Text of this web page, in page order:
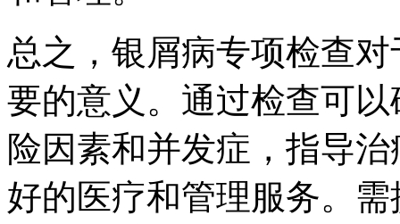
总之，银屑病专项检查
要的意义。通过检查可
险因素和并发症，指导
好的医疗和管理服务。